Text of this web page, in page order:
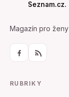
Seznam.cz.
Magazín pro ženy
RUBRIKY